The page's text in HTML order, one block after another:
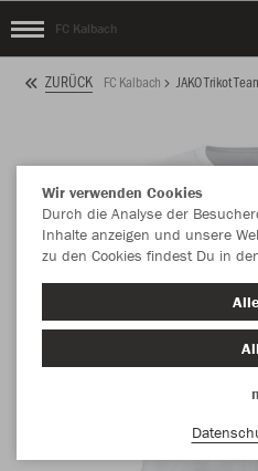
FC Kalbach
ZURÜCK FC Kalbach JAKO Trikot
Wir verwenden Cookies
Durch die Analyse der
Inhalte anzeigen und unsere
zu den Cookies findest Du in